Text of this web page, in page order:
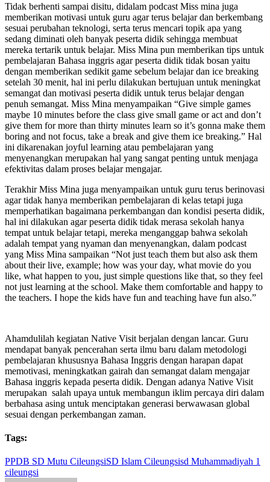
Tidak berhenti sampai disitu, didalam podcast Miss mina juga
memberikan motivasi untuk guru agar terus belajar dan berkembang
sesuai perubahan teknologi, serta terus mencari topik apa yang
sedang diminati oleh banyak peserta didik sehingga membuat
mereka tertarik untuk belajar. Miss Mina pun memberikan tips untuk
pembelajaran Bahasa inggris agar peserta didik tidak bosan yaitu
dengan memberikan sedikit game sebelum belajar dan ice breaking
setelah 30 menit, hal ini perlu dilakukan bertujuan untuk meningkat
semangat dan motivasi peserta didik untuk terus belajar dengan
penuh semangat. Miss Mina menyampaikan “Give simple games
maybe 10 minutes before the class give small game or act and don’t
give them for more than thirty minutes learn so it’s gonna make them
boring and not focus, take a break and give them ice breaking.” Hal
ini dikarenakan joyful learning atau pembelajaran yang
menyenangkan merupakan hal yang sangat penting untuk menjaga
efektivitas dalam proses belajar mengajar.
Terakhir Miss Mina juga menyampaikan untuk guru terus berinovasi
agar tidak hanya memberikan pembelajaran di kelas tetapi juga
memperhatikan bagaimana perkembangan dan kondisi peserta didik,
hal ini dilakukan agar peserta didik tidak merasa sekolah hanya
tempat untuk belajar tetapi, mereka menganggap bahwa sekolah
adalah tempat yang nyaman dan menyenangkan, dalam podcast
yang Miss Mina sampaikan “Not just teach them but also ask them
about their live, example; how was your day, what movie do you
like, what happen to you, just simple questions like that, so they feel
not just learning at the school. Make them comfortable and happy to
the teachers. I hope the kids have fun and teaching have fun also.”
Ahamdulilah kegiatan Native Visit berjalan dengan lancar. Guru
mendapat banyak pencerahan serta ilmu baru dalam metodologi
pembelajaran khususnya Bahasa Inggris dengan harapan dapat
memotivasi, meningkatkan gairah dan semangat dalam mengajar
Bahasa inggris kepada peserta didik. Dengan adanya Native Visit
merupakan salah upaya untuk membangun iklim percaya diri dalam
berbahasa asing untuk menciptakan generasi berwawasan global
sesuai dengan perkembangan zaman.
Tags:
PPDB SD Mutu CileungsiSD Islam Cileungsisd Muhammadiyah 1
cileungsi